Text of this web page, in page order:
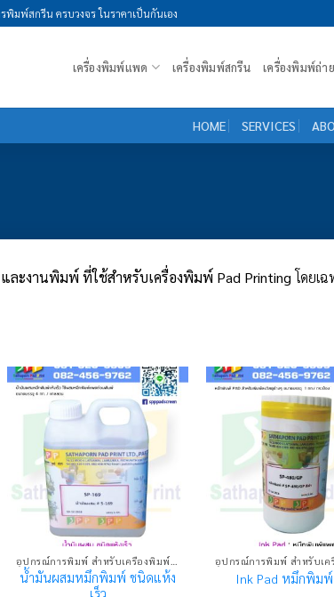
มพ์สกรีน ครบวงจร ในราคาเป็นกันเอง
เครื่องพิมพ์แพด เครื่องพิมพ์สกรีน เครื่องพิมพ์ถ่า
HOME SERVICES
ละงานพิมพ์ ที่ใช้สำหรับเครื่องพิมพ์ Pad Printing โดยเ
อุปกรณ์การพิมพ์ สำหรับเครื่องพิมพ์แพด
น้ำมันผสมหมึกพิมพ์ ชนิดแห้ง
เร็ว
Ink Pad หมึกพิม